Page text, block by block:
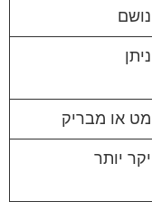
נושם
ניתן
מט או מבריק
יקר יותר